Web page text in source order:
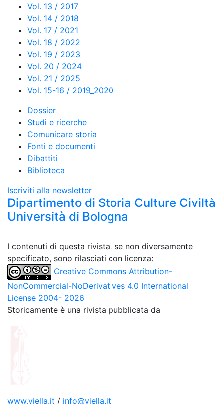
Vol. 13 / 2017
Vol. 14 / 2018
Vol. 17 / 2021
Vol. 18 / 2022
Vol. 19 / 2023
Vol. 20 / 2024
Vol. 21 / 2025
Vol. 15-16 / 2019_2020
Dossier
Studi e ricerche
Comunicare storia
Fonti e documenti
Dibattiti
Biblioteca
Iscriviti alla newsletter
Dipartimento di Storia Culture Civiltà
Università di Bologna
I contenuti di questa rivista, se non diversamente
specificato, sono rilasciati con licenza:
Creative Commons Attribution-
NonCommercial-NoDerivatives 4.0 International
License 2004- 2026
Storicamente è una rivista pubblicata da
www.viella.it / info@viella.it